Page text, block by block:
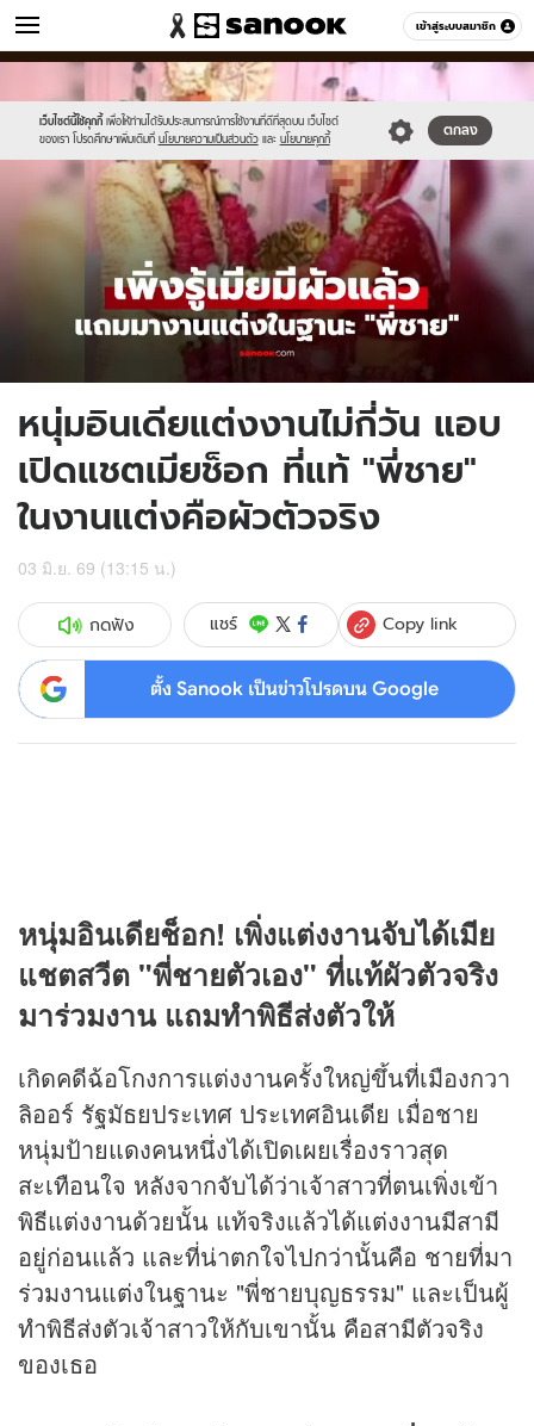
เข้าสู่ระบบสมาชิก
ข่าว หมวดอื่นๆ
เว็บไซต์นี้ใช้คุกกี้ เพื่อให้ท่านได้รับประสบการณ์การใช้งานที่ดีที่สุดบน เว็บไซต์
ของเรา โปรดศึกษาเพิ่มเติมที่ นโยบายความเป็นส่วนตัว และ นโยบายคุกกี้
ตกลง
//s.isanook.com/sr/0/images/logo-
new-
sanook.png
//s.isanook.com/ns/0/ud/1978/9892266/new-
thumbnail1200x720_v2(2).jpg
หนุ่มอินเดียแต่งงานไม่กี่วัน แอบ
เปิดแชตเมียช็อก ที่แท้ "พี่ชาย"
ในงานแต่งคือผัวตัวจริง
03 มิ.ย. 69 (13:15 น.)
กดฟัง แชร์ Copy link
ตั้ง Sanook เป็นข่าวโปรดบน Google
หนุ่มอินเดียช็อก! เพิ่งแต่งงานจับได้เมีย
แชตสวีต "พี่ชายตัวเอง" ที่แท้ผัวตัวจริง
มาร่วมงาน แถมทำพิธีส่งตัวให้
เกิดคดีฉ้อโกงการแต่งงานครั้งใหญ่ขึ้นที่เมืองกวา
ลิออร์ รัฐมัธยประเทศ ประเทศอินเดีย เมื่อชาย
หนุ่มป้ายแดงคนหนึ่งได้เปิดเผยเรื่องราวสุด
สะเทือนใจ หลังจากจับได้ว่าเจ้าสาวที่ตนเพิ่งเข้า
พิธีแต่งงานด้วยนั้น แท้จริงแล้วได้แต่งงานมีสามี
อยู่ก่อนแล้ว และที่น่าตกใจไปกว่านั้นคือ ชายที่มา
ร่วมงานแต่งในฐานะ "พี่ชายบุญธรรม" และเป็นผู้
ทำพิธีส่งตัวเจ้าสาวให้กับเขานั้น คือสามีตัวจริง
ของเธอ